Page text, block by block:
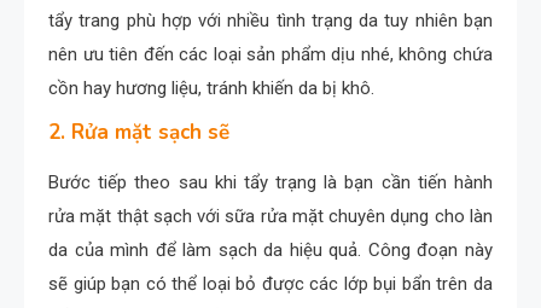
tẩy trang phù hợp với nhiều tình trạng da tuy nhiên bạn
nên ưu tiên đến các loại sản phẩm dịu nhé, không chứa
cồn hay hương liệu, tránh khiến da bị khô.
2. Rửa mặt sạch sẽ
Bước tiếp theo sau khi tẩy trạng là bạn cần tiến hành
rửa mặt thật sạch với sữa rửa mặt chuyên dụng cho làn
da của mình để làm sạch da hiệu quả. Công đoạn này
sẽ giúp bạn có thể loại bỏ được các lớp bụi bẩn trên da